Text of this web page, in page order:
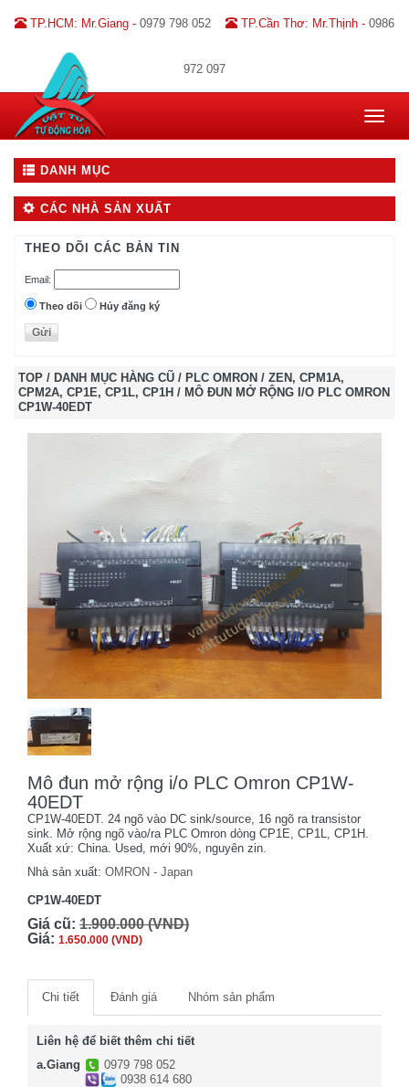
TP.HCM: Mr.Giang - 0979 798 052 TP.Cần Thơ: Mr.Thịnh - 0986
972 097
Toggle
DANH MỤC
CÁC NHÀ SẢN XUẤT
THEO DÕI CÁC BẢN TIN
Email:
Theo dõi Hủy đăng ký
TOP / DANH MỤC HÀNG CŨ / PLC OMRON / ZEN, CPM1A,
CPM2A, CP1E, CP1L, CP1H / MÔ ĐUN MỞ RỘNG I/O PLC OMRON
CP1W-40EDT
Mô đun mở rộng i/o PLC Omron CP1W-
40EDT
CP1W-40EDT. 24 ngõ vào DC sink/source, 16 ngõ ra transistor
sink. Mở rộng ngõ vào/ra PLC Omron dòng CP1E, CP1L, CP1H.
Xuất xứ: China. Used, mới 90%, nguyên zin.
Nhà sản xuất: OMRON - Japan
CP1W-40EDT
Giá cũ: 1.900.000 (VND)
Giá: 1.650.000 (VND)
Chi tiết Đánh giá Nhóm sản phẩm
Liên hệ để biết thêm chi tiết
a.Giang
0979 798 052
0938 614 680